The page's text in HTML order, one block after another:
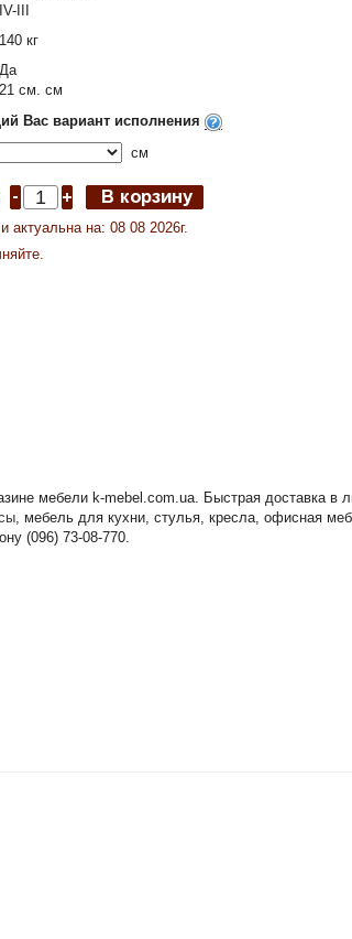
IV-III
140 кг
Да
21 см. см
Вас вариант исполнения
см
актуальна на: 08 08 2026г.
мебели k-mebel.com.ua. Быстрая доставка
, мебель для кухни, стулья, кресла, офисная
(096) 73-08-770.